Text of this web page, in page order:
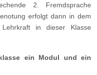
2. Fremdsprache
erfolgt dann in dem
in dieser Klasse
ein Modul und ein